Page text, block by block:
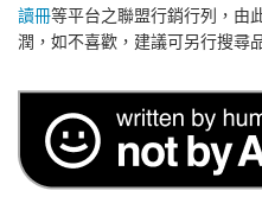
讀冊等平台之聯盟行銷行列，由
潤，如不喜歡，建議可另行搜尋